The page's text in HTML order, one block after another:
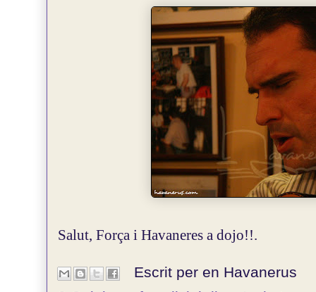
Salut, Força i Havaneres a dojo!!.
Escrit per en Havanerus